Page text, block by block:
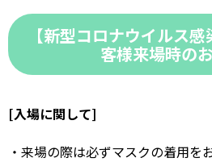
【新型コロナウイルス
客様来場時のお
[入場に関して]
・来場の際は必ずマスクの着用を